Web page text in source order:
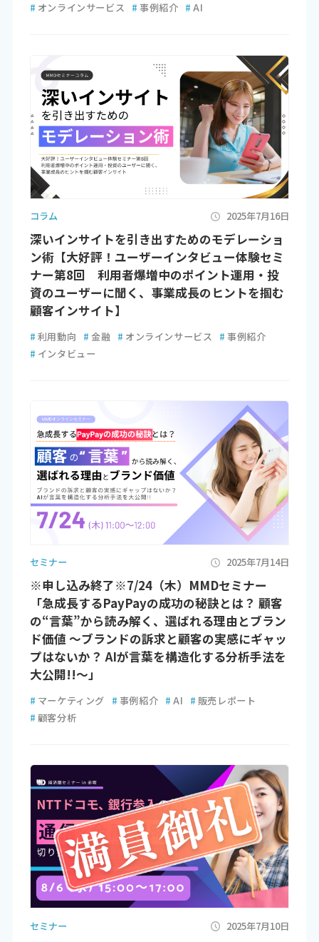
# オンラインサービス # 事例紹介 # AI
コラム 2025年7月16日
深いインサイトを引き出すためのモデレーショ
ン術【大好評！ユーザーインタビュー体験セミ
ナー第8回 利用者爆増中のポイント運用・投
資のユーザーに聞く、事業成長のヒントを掴む
顧客インサイト】
# 利用動向 # 金融 # オンラインサービス # 事例紹介
# インタビュー
セミナー 2025年7月14日
※申し込み終了※7/24（木）MMDセミナー
「急成長するPayPayの成功の秘訣とは？ 顧客
の“言葉”から読み解く、選ばれる理由とブラン
ド価値 ～ブランドの訴求と顧客の実感にギャッ
プはないか？ AIが言葉を構造化する分析手法を
大公開!!～」
# マーケティング # 事例紹介 # AI # 販売レポート
# 顧客分析
セミナー 2025年7月10日